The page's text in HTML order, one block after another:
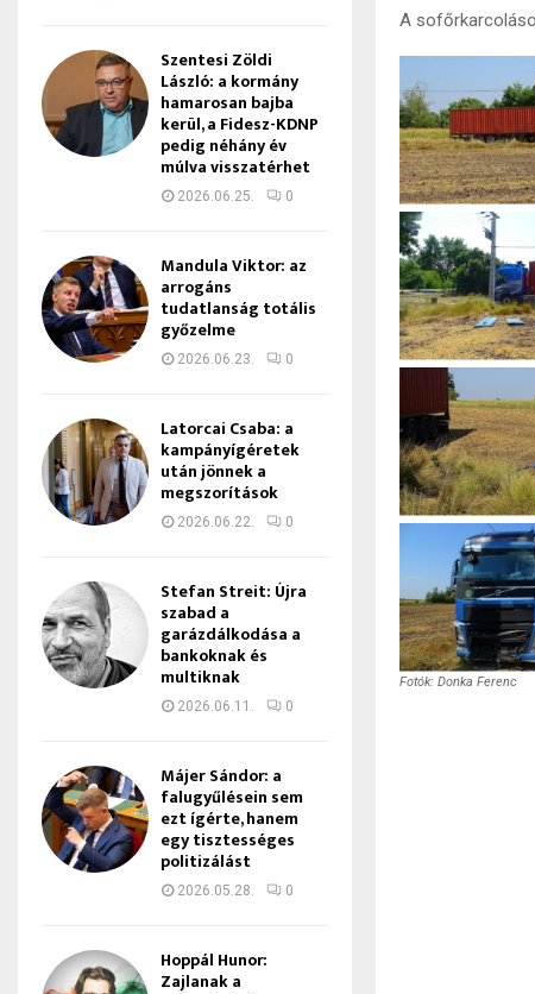
A
Fotók: Donka Ferenc
Szentesi Zöldi
László: a kormány
hamarosan bajba
kerül, a Fidesz-KDNP
pedig néhány év
múlva visszatérhet
2026.06.25. 0
Mandula Viktor: az
arrogáns
tudatlanság totális
győzelme
2026.06.23. 0
Latorcai Csaba: a
kampányígéretek
után jönnek a
megszorítások
2026.06.22. 0
Stefan Streit: Újra
szabad a
garázdálkodása a
bankoknak és
multiknak
2026.06.11. 0
Májer Sándor: a
falugyűlésein sem
ezt ígérte, hanem
egy tisztességes
politizálást
2026.05.28. 0
Hoppál Hunor:
Zajlanak a